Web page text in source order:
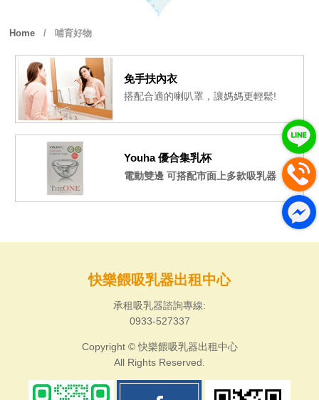
Home / 哺育好物
免手扶內衣
搭配合適的喇叭罩，讓媽媽更輕鬆!
Youha 優合集乳杯
電動雙邊 可搭配市面上多款吸乳器
快樂餵吸乳器出租中心
承租吸乳器諮詢專線:
0933-527337
Copyright © 快樂餵吸乳器出租中心
All Rights Reserved.